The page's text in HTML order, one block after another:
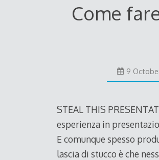
Come
9
STEAL THIS
esperienza in
E comunque spesso
lascia di stucco è che